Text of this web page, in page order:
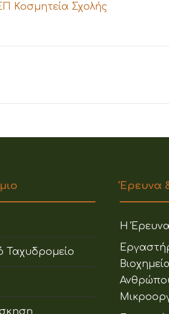
Κοσμητεία Σχολής
Ταχυδρομείο
Έρευνα
Η